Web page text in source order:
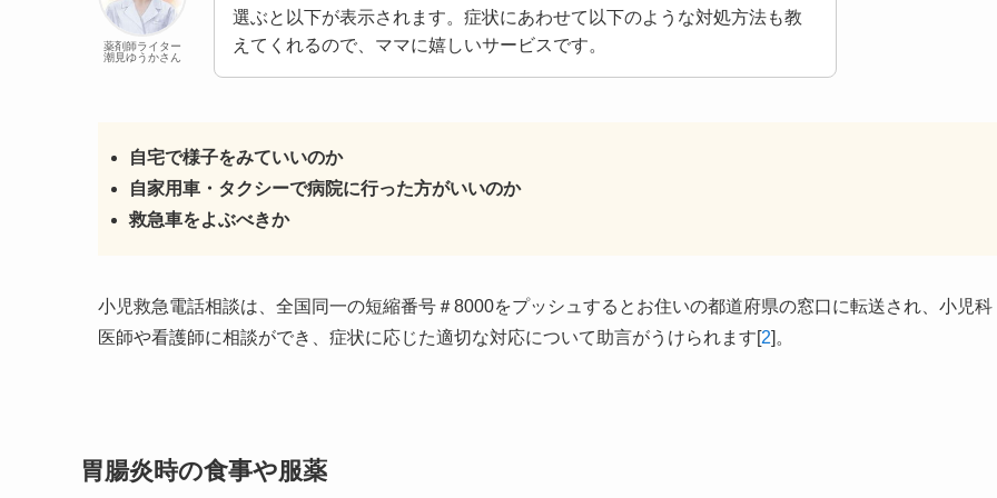
薬剤師ライター
潮見ゆうかさん
選ぶと以下が表示されます。症状にあわせて以下のような対処方法も教
えてくれるので、ママに嬉しいサービスです。
自宅で様子をみていいのか
自家用車・タクシーで病院に行った方がいいのか
救急車をよぶべきか
小児救急電話相談は、全国同一の短縮番号＃8000をプッシュするとお住いの都道府県の窓口に転送され、小児科
医師や看護師に相談ができ、症状に応じた適切な対応について助言がうけられます[2]。
胃腸炎時の食事や服薬